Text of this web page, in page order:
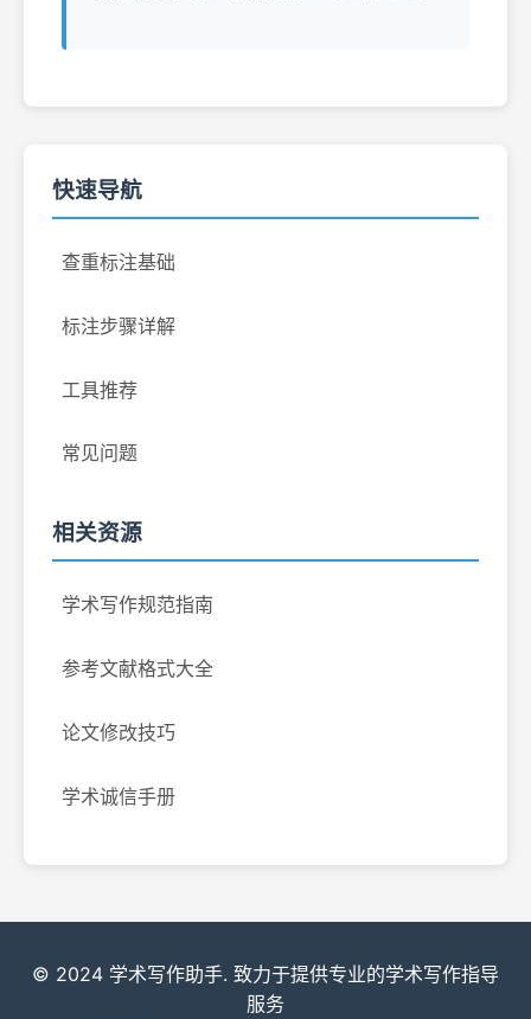
快速导航
查重标注基础
标注步骤详解
工具推荐
常见问题
相关资源
学术写作规范指南
参考文献格式大全
论文修改技巧
学术诚信手册
© 2024 学术写作助手. 致力于提供专业的学术写作指导
服务